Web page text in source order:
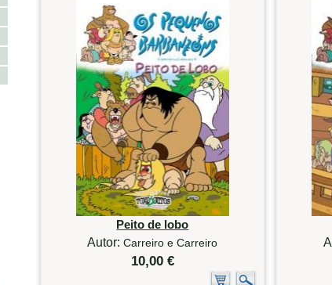
Peito de lobo
Autor:Carreiro e Carreiro
10,00 €